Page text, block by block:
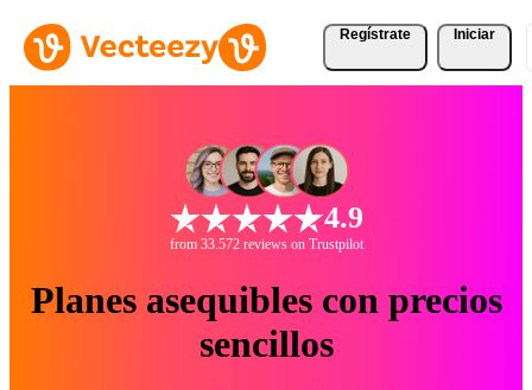
Regístrate Iniciar
4.9
from 33.572 reviews on Trustpilot
Planes asequibles con precios
sencillos